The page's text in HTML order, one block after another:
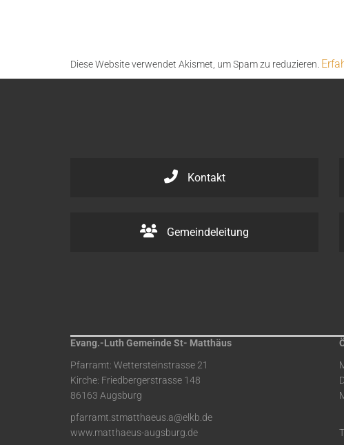
Diese Website verwendet Akismet, um Spam zu reduzieren.
Kontakt
Gemeindeleitung
Evang.-Luth Gemeinde St- Matthäus
Pfarramt: Wettersteinstrasse 21
Kirche: Friedbergerstrasse 148
86163 Augsburg
pfarramt.stmatthaeus.a@elkb.de
www.matthaeus-augsburg.de